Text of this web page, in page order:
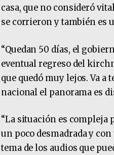
casa, que no consideró
se corrieron y también es
“Quedan 50 días, el
eventual regreso del
que quedó muy lejos. Va a
nacional el panorama es
“La situación es compleja
un poco desmadrada y
tema de los audios que